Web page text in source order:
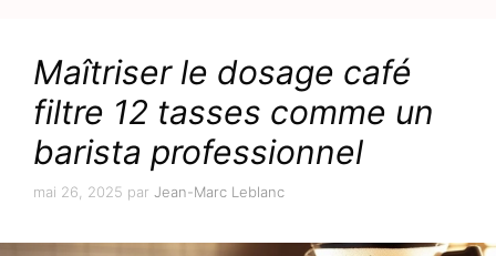
Maîtriser le dosage café
filtre 12 tasses comme un
barista professionnel
mai 26, 2025 par Jean-Marc Leblanc